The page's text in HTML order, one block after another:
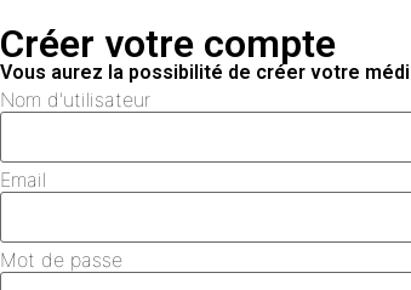
Créer votre compte
Vous aurez la possibilité de créer votre
Nom d'utilisateur
Email
Mot de passe